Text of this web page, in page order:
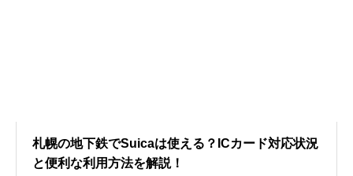
札幌の地下鉄でSuicaは使える？ICカード対応状況
と便利な利用方法を解説！